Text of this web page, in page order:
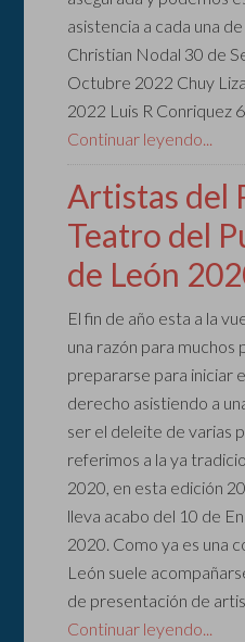
asistencia a cada una
Christian Nodal 30 de
Octubre 2022 Chuy
2022 Luis R Conriquez
Continuar leyendo...
Artistas del
Teatro del
de León
El fin de año esta a la
una razón para muchos
prepararse para iniciar
derecho asistiendo a
ser el deleite de varias
referimos a la ya
2020, en esta edición
lleva acabo del 10 de
2020. Como ya es una
León suele
de presentación de
Continuar leyendo...